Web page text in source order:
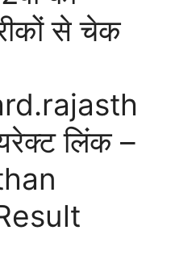
से चेक
लिंक –